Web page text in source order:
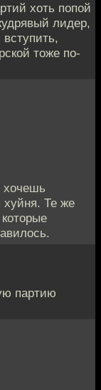
хоть попой
лидер,
тоже по-
хочешь
хуйня. Те же
партию